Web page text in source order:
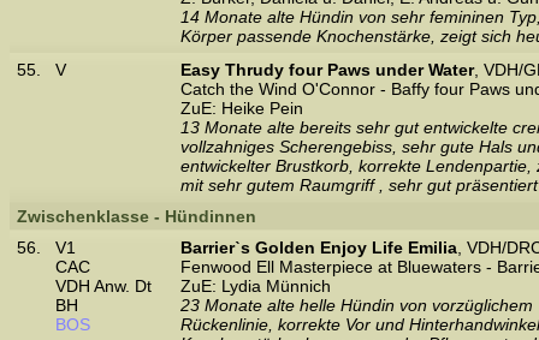
14 Monate alte Hündin von sehr femininen
Körper passende Knochenstärke, zeigt sich
55.
V Easy Thrudy four Paws under Water, VDH/
Catch the Wind O'Connor - Baffy four Paws
ZuE: Heike Pein
13 Monate alte bereits sehr gut entwickelte
vollzahniges Scherengebiss, sehr gute Hals
entwickelter Brustkorb, korrekte
mit sehr gutem Raumgriff , sehr gut präsentiert
Zwischenklasse - Hündinnen
56.
V1
CAC
VDH Anw. Dt
BH
BOS
Barrierˋs Golden Enjoy Life Emilia , VDH/
Fenwood Ell Masterpiece at Bluewaters -
ZuE: Lydia Münnich
23 Monate alte helle Hündin von
Rückenlinie, korrekte Vor und